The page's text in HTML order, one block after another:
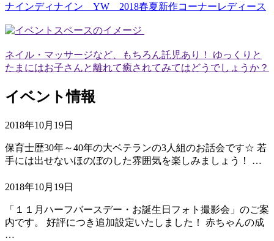
ナインディナイン YW 2018春夏新作コーナーレディース
ネイル・マッサージなど、もちろん託児あり！ ゆっくりと
たまにはお子さんと離れて癒されてみてはどうでしょうか？
イベント情報
2018年10月19日
保育士歴30年～40年の大ベテランの3人組のお話会です☆ 若
手には出せないほのぼのした雰囲気を楽しみましょう！ …
2018年10月19日
「１１月ハーフバースデー・お誕生日フォト撮影会」のご案
内です。 好評につき追加設定いたしました！ 赤ちゃんの成
…